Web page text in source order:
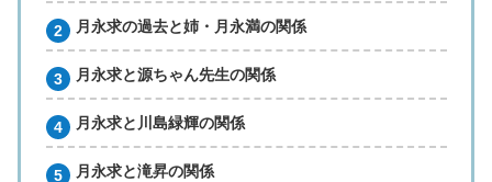
月永求の過去と姉・月永満の関係
月永求と源ちゃん先生の関係
月永求と川島緑輝の関係
月永求と滝昇の関係